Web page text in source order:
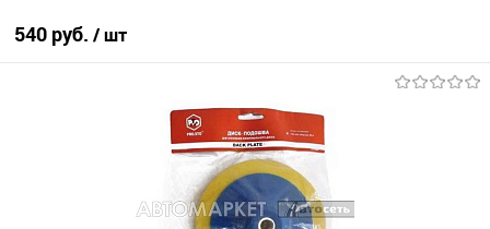
540 руб. / шт
В наличии